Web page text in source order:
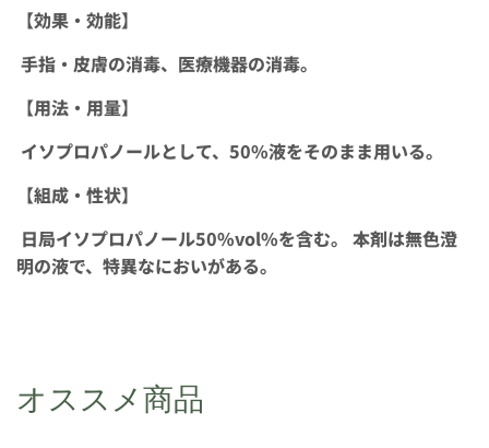
【効果・効能】
手指・皮膚の消毒、医療機器の消毒。
【用法・用量】
イソプロパノールとして、50%液をそのまま用いる。
【組成・性状】
日局イソプロパノール50%vol%を含む。 本剤は無色澄
明の液で、特異なにおいがある。
オススメ商品